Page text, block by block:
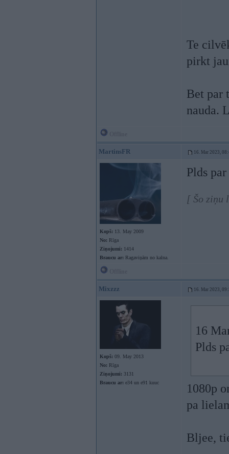
Te
pirkt
Bet par
nauda.
MartinsFR 16. Mar 2023,
Kopš: 13. May 2009
No: Rīga
Ziņojumi: 1414
Braucu ar: Ragaviņām no kalna.
Plds
[ Šo ziņu
Mixzzz 16. Mar 2023,
Kopš: 09. May 2013
No: Rīga
Ziņojumi: 3131
Braucu ar: e34 un e91 kuuc
16
Plds
1080p
pa
Bljee,